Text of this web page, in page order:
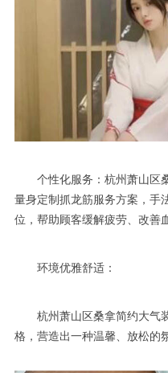
个性化服务：杭州萧山区桑
量身定制抓龙筋服务方案，手
位，帮助顾客缓解疲劳、改善
环境优雅舒适：
杭州萧山区桑拿简约大气
格，营造出一种温馨、放松的